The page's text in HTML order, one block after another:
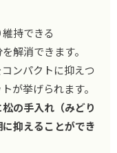
持できる
解消できます。
ンパクトに抑えつ
が挙げられます。
の手入れ（みどり
抑えることができ